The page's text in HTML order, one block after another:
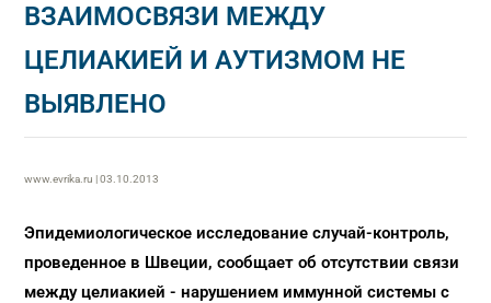
ВЗАИМОСВЯЗИ МЕЖДУ
ЦЕЛИАКИЕЙ И АУТИЗМОМ НЕ
ВЫЯВЛЕНО
www.evrika.ru | 03.10.2013
Эпидемиологическое исследование случай-контроль,
проведенное в Швеции, сообщает об отсутствии связи
между целиакией - нарушением иммунной системы с